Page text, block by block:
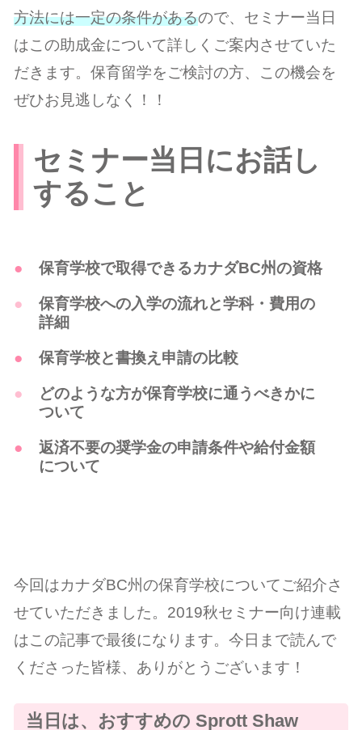
方法には一定の条件があるので、セミナー当日
はこの助成金について詳しくご案内させていた
だきます。保育留学をご検討の方、この機会を
ぜひお見逃しなく！！
セミナー当日にお話し
すること
保育学校で取得できるカナダBC州の資格
保育学校への入学の流れと学科・費用の
詳細
保育学校と書換え申請の比較
どのような方が保育学校に通うべきかに
ついて
返済不要の奨学金の申請条件や給付金額
について
今回はカナダBC州の保育学校についてご紹介さ
せていただきました。2019秋セミナー向け連載
はこの記事で最後になります。今日まで読んで
くださった皆様、ありがとうございます！
当日は、おすすめの Sprott Shaw